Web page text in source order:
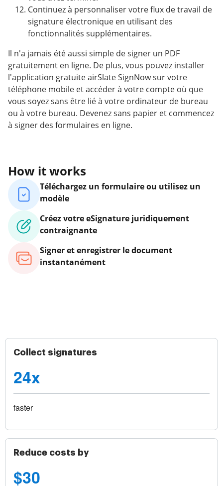
Continuez à personnaliser votre flux de travail de
signature électronique en utilisant des
fonctionnalités supplémentaires.
Il n'a jamais été aussi simple de signer un PDF
gratuitement en ligne. De plus, vous pouvez installer
l'application gratuite airSlate SignNow sur votre
téléphone mobile et accéder à votre compte où que
vous soyez sans être lié à votre ordinateur de bureau
ou à votre bureau. Devenez sans papier et commencez
à signer des formulaires en ligne.
How it works
Téléchargez un formulaire ou utilisez un
modèle
Créez votre eSignature juridiquement
contraignante
Signer et enregistrer le document
instantanément
Collect signatures
24x
faster
Reduce costs by
$30